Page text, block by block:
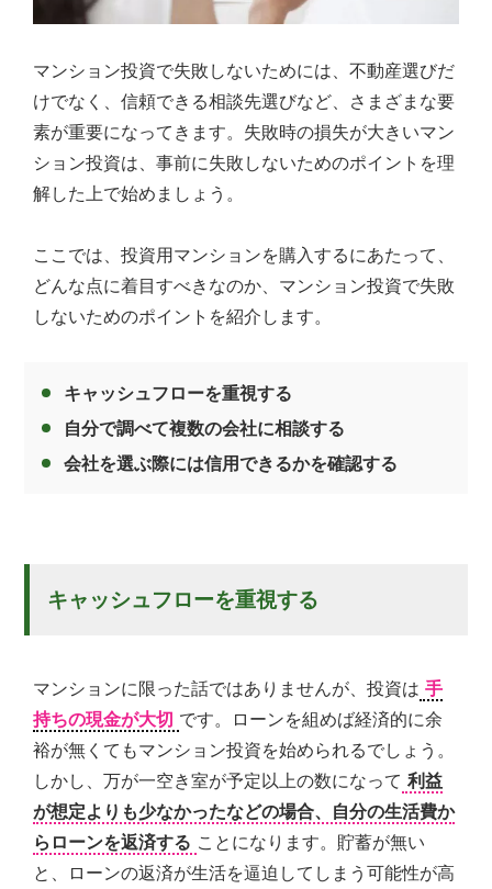
マンション投資で失敗しないためには、不動産選びだ
けでなく、信頼できる相談先選びなど、さまざまな要
素が重要になってきます。失敗時の損失が大きいマン
ション投資は、事前に失敗しないためのポイントを理
解した上で始めましょう。
ここでは、投資用マンションを購入するにあたって、
どんな点に着目すべきなのか、マンション投資で失敗
しないためのポイントを紹介します。
キャッシュフローを重視する
自分で調べて複数の会社に相談する
会社を選ぶ際には信用できるかを確認する
キャッシュフローを重視する
マンションに限った話ではありませんが、投資は 手
持ちの現金が大切 です。ローンを組めば経済的に余
裕が無くてもマンション投資を始められるでしょう。
しかし、万が一空き室が予定以上の数になって 利益
が想定よりも少なかったなどの場合、自分の生活費か
らローンを返済する ことになります。貯蓄が無い
と、ローンの返済が生活を逼迫してしまう可能性が高